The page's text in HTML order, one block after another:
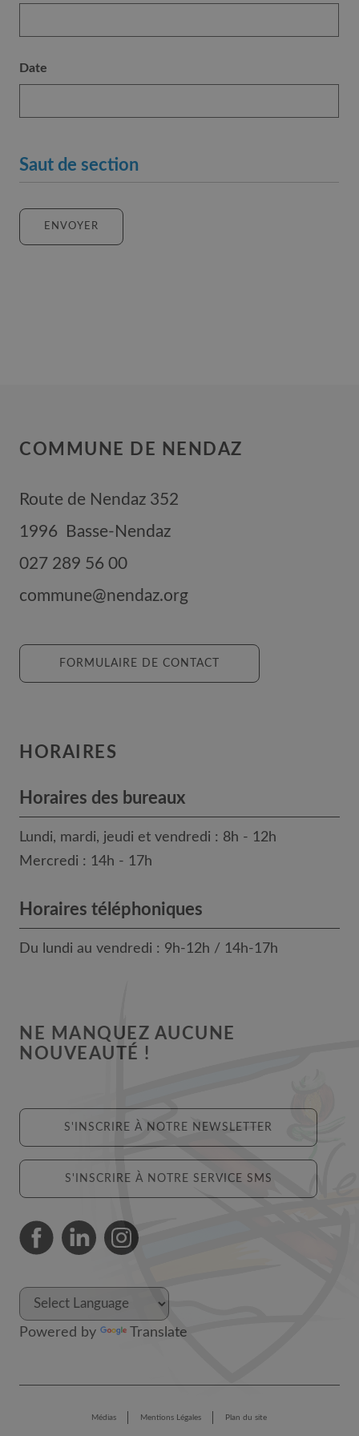
be
communicated
of
Nendaz.
Date
Saut de section
ENVOYER
COMMUNE DE NENDAZ
Route de Nendaz 352
1996
Basse-Nendaz
027 289 56 00
commune@nendaz.org
FORMULAIRE DE CONTACT
HORAIRES
Horaires des bureaux
Lundi, mardi, jeudi et vendredi : 8h - 12h
Mercredi : 14h - 17h
Horaires téléphoniques
Du lundi au vendredi : 9h-12h / 14h-17h
NE MANQUEZ AUCUNE
NOUVEAUTÉ !
S'INSCRIRE À NOTRE NEWSLETTER
S'INSCRIRE À NOTRE SERVICE SMS
Powered by Translate
Médias Mentions Légales Plan du site